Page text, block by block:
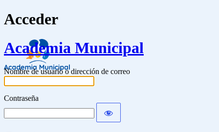
Acceder
Academia Municipal
Nombre de usuario o dirección de correo
Contraseña